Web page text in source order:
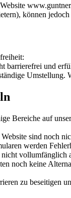
können
barrierefrei und
Bereiche auf
sind noch
werden
vollumfänglich
noch keine
zu beseitigen